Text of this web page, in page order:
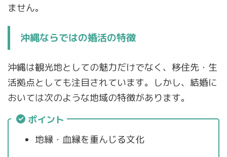
ません。
沖縄ならではの婚活の特徴
沖縄は観光地としての魅力だけでなく、移住先・生
活拠点としても注目されています。しかし、結婚に
おいては次のような地域の特徴があります。
ポイント
地縁・血縁を重んじる文化